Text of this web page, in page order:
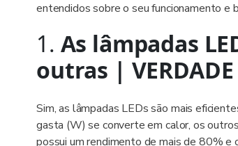
entendidos sobre o seu funcionamento e
1. As lâmpadas
outras | VERDADE
Sim, as lâmpadas LEDs são mais
gasta (W) se converte em calor, os
possui um rendimento de mais de 80%